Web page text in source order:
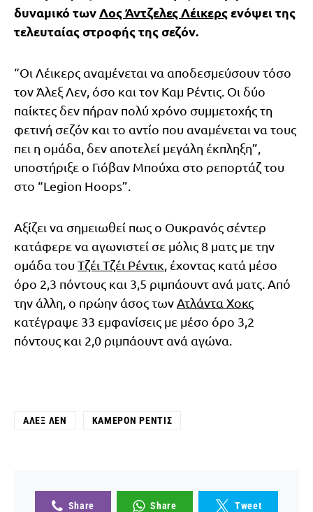
δυναμικό των Λος Άντζελες Λέικερςενόψει της
τελευταίας στροφής της σεζόν.
“Οι Λέικερς αναμένεται να αποδεσμεύσουν τόσο
τον Άλεξ Λεν, όσο και τον Καμ Ρέντις. Οι δύο
παίκτες δεν πήραν πολύ χρόνο συμμετοχής τη
φετινή σεζόν και το αντίο που αναμένεται να τους
πει η ομάδα, δεν αποτελεί μεγάλη έκπληξη”,
υποστήριξε ο Γιόβαν Μπούχα στο ρεπορτάζ του
στο “Legion Hoops”.
Αξίζει να σημειωθεί πως ο Ουκρανός σέντερ
κατάφερε να αγωνιστεί σε μόλις 8 ματς με την
ομάδα του Τζέι Τζέι Ρέντικ , έχοντας κατά μέσο
όρο 2,3 πόντους και 3,5 ριμπάουντ ανά ματς. Από
την άλλη, ο πρώην άσος των Ατλάντα Χοκς
κατέγραψε 33 εμφανίσεις με μέσο όρο 3,2
πόντους και 2,0 ριμπάουντ ανά αγώνα.
ΆΛΕΞ ΛΕΝ ΚΆΜΕΡΟΝ ΡΈΝΤΙΣ
Share Share Tweet